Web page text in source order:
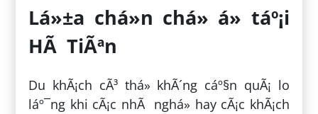
Lá»±a chá»n chá» á» táº¡i
HÃ TiÃªn
Du khÃ¡ch cÃ³ thá» khÃ´ng cáº§n quÃ¡ lo
láº¯ng khi cÃ¡c nhÃ nghá» hay cÃ¡c khÃ¡ch